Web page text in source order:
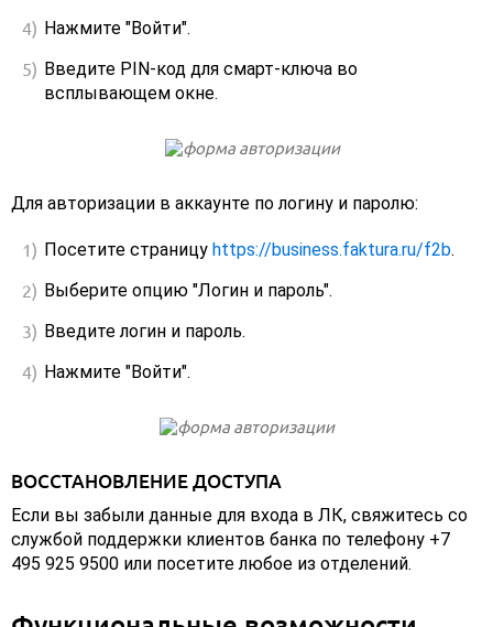
Нажмите "Войти".
Введите PIN-код для смарт-ключа во
всплывающем окне.
Для авторизации в аккаунте по логину и паролю:
Посетите страницу https://business.faktura.ru/f2b.
Выберите опцию "Логин и пароль".
Введите логин и пароль.
Нажмите "Войти".
ВОССТАНОВЛЕНИЕ ДОСТУПА
Если вы забыли данные для входа в ЛК, свяжитесь со
службой поддержки клиентов банка по телефону +7
495 925 9500 или посетите любое из отделений.